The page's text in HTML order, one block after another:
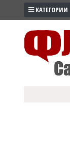
ПРОМО
КАТЕГОРИИ